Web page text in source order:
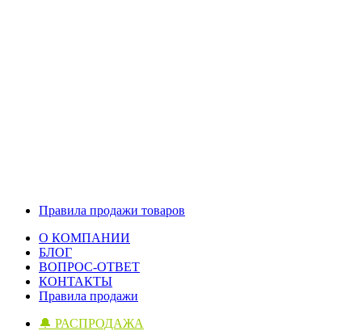
Правила продажи товаров
О КОМПАНИИ
БЛОГ
ВОПРОС-ОТВЕТ
КОНТАКТЫ
Правила продажи
🔔 РАСПРОДАЖА